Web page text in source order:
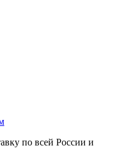
по всей России и